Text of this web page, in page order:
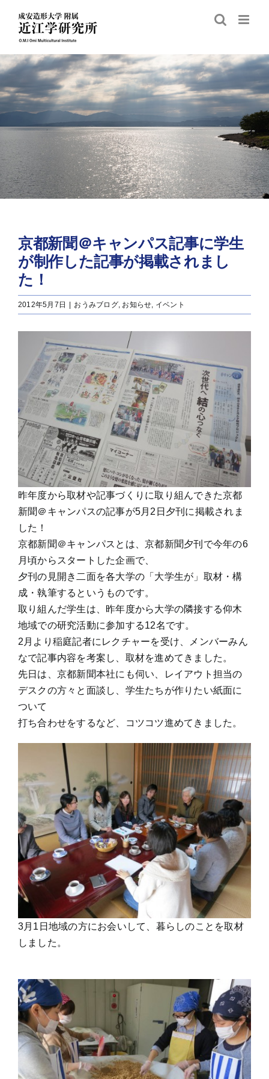
content
京都新聞＠キャンパス記事に学生
が制作した記事が掲載されまし
た！
2012年5月7日 おうみブログ, お知らせ, イベント
昨年度から取材や記事づくりに取り組んできた京都
新聞＠キャンパスの記事が5月2日夕刊に掲載されま
した！
京都新聞＠キャンパスとは、京都新聞夕刊で今年の6
月頃からスタートした企画で、
夕刊の見開き二面を各大学の「大学生が」取材・構
成・執筆するというものです。
取り組んだ学生は、昨年度から大学の隣接する仰木
地域での研究活動に参加する12名です。
2月より稲庭記者にレクチャーを受け、メンバーみん
なで記事内容を考案し、取材を進めてきました。
先日は、京都新聞本社にも伺い、レイアウト担当の
デスクの方々と面談し、学生たちが作りたい紙面に
ついて
打ち合わせをするなど、コツコツ進めてきました。
3月1日地域の方にお会いして、暮らしのことを取材
しました。